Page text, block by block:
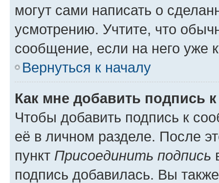
могут сами написать о
усмотрению. Учтите, что
сообщение, если на него уже
Вернуться к началу
Как мне добавить подпись
Чтобы добавить подпись к
её в личном разделе. После
пункт Присоединить подпись
подпись добавилась. Вы